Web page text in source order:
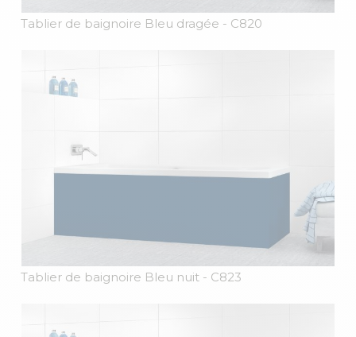
Tablier de baignoire Bleu dragée - C820
Tablier de baignoire Bleu nuit - C823